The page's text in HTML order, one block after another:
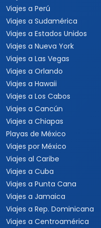
Viajes a Europa
Viajes a Canadá
Viajes a Japón
Viajes a Japón y Corea del
Sur
Viajes a Colombia
Viajes a Perú
Viajes a Sudamérica
Viajes a Estados Unidos
Viajes a Nueva York
Viajes a Las Vegas
Viajes a Orlando
Viajes a Hawaii
Viajes a Los Cabos
Viajes a Cancún
Viajes a Chiapas
Playas de México
Viajes por México